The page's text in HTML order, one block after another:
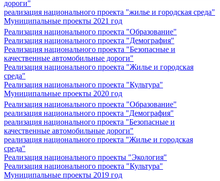
дороги"
реализация национального проекта "жилье и городская среда"
Муниципальные проекты 2021 год
Реализация национального проекта "Образование"
Реализация национального проекта "Демография"
Реализация национального проекта "Безопасные и
качественные автомобильные дороги"
Реализация национального проекта "Жилье и городская
среда"
Реализация национального проекта "Культура"
Муниципальные проекты 2020 год
Реализация национального проекта "Образование"
реализация национального проекта "Демография"
реализация национального проекта "Безопасные и
качественные автомобильные дороги"
реализация национального проекта "Жилье и городская
среда"
Реализация национального проекты "Экология"
Реализация национального проекта "Культура"
Муниципальные проекты 2019 год